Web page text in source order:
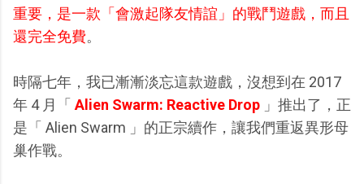
重要，是一款「會激起隊友情誼」的戰鬥遊戲，而且
還完全免費。
時隔七年，我已漸漸淡忘這款遊戲，沒想到在 2017
年 4 月「 Alien Swarm: Reactive Drop 」推出了，正
是「 Alien Swarm 」的正宗續作，讓我們重返異形母
巢作戰。